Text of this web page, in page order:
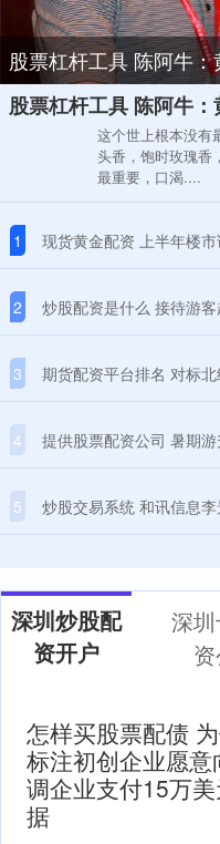
股票杠杆工具 陈阿牛
股票杠杆工具 陈阿牛
这个世上根本没有
头香，饱时玫瑰香
最重要，口渴....
1 现货黄金配资 上半年楼市谁最火？上
2 炒股配资是什么 接待游客超
3 期货配资平台排名 对标北约
4 提供股票配资公司 暑期游升温！
5 炒股交易系统 和讯信息
深圳炒股配
资开户
深
怎样买股票配债
标注初创企业愿意
调企业支付15万
据